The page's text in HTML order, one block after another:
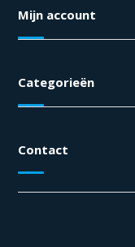
Mijn account
Categorieën
Contact